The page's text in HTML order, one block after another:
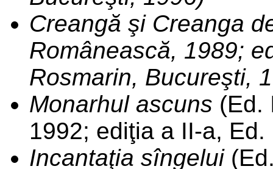
Creangă şi Creanga
Românească, 1989;
Rosmarin, Bucureşti,
Monarhul ascuns (Ed.
1992; ediţia a II-a,
Incantaţia sîngelui